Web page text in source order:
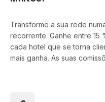
Transforme a sua rede
recorrente. Ganhe entre 15
cada hotel que se torna
mais ganha. As suas